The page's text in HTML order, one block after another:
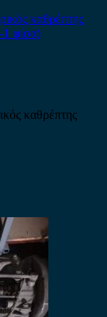
καθρέπτης